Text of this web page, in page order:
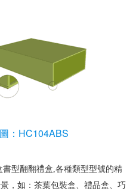
：HC104ABS
型翻翻禮盒,各種類型型號的精
，如：茶葉包裝盒、禮品盒、巧